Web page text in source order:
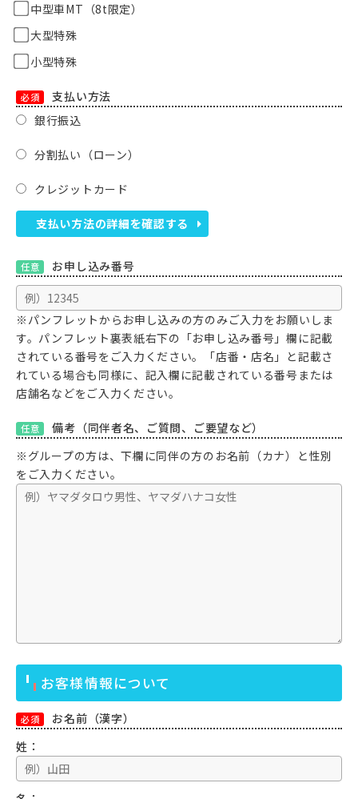
中型車MT（8t限定）
大型特殊
小型特殊
必須
支払い方法
銀行振込
分割払い（ローン）
クレジットカード
支払い方法の詳細を確認する
任意 お申し込み番号
※パンフレットからお申し込みの方のみご入力をお願いしま
す。パンフレット裏表紙右下の「お申し込み番号」欄に記載
されている番号をご入力ください。「店番・店名」と記載さ
れている場合も同様に、記入欄に記載されている番号または
店舗名などをご入力ください。
任意
備考（同伴者名、ご質問、ご要望など）
※グループの方は、下欄に同伴の方のお名前（カナ）と性別
をご入力ください。
お客様情報について
必須
お名前（漢字）
姓：